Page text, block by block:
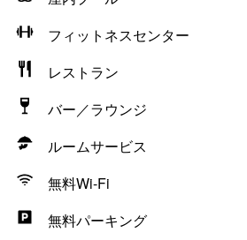
フィットネスセンター
レストラン
バー／ラウンジ
ルームサービス
無料Wi-Fi
無料パーキング